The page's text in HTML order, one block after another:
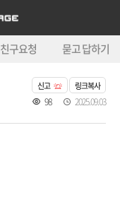
친구요청 묻고 답하기
신고 링크복사
98 2025.09.03